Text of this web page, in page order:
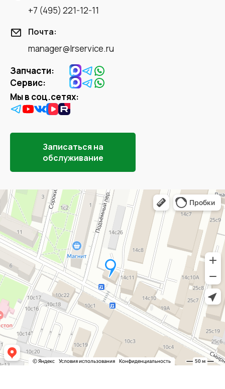
+7 (495) 221-12-11
Почта:
manager@lrservice.ru
Запчасти:
Сервис:
Мы в соц.сетях:
Записаться на
обслуживание